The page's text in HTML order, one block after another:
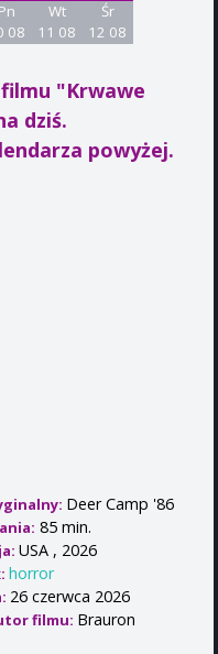
Pn
08
Wt
11 08
Śr
12 08
"Krwawe
dziś.
powyżej.
Deer Camp '86
85 min.
USA , 2026
horror
26 czerwca 2026
filmu: Brauron